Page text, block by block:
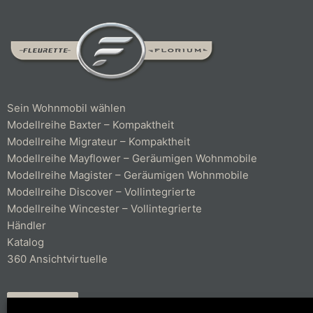
Sein Wohnmobil wählen
Modellreihe Baxter – Kompaktheit
Modellreihe Migrateur – Kompaktheit
Modellreihe Mayflower – Geräumigen Wohnmobile
Modellreihe Magister – Geräumigen Wohnmobile
Modellreihe Discover – Vollintegrierte
Modellreihe Wincester – Vollintegrierte
Händler
Katalog
360 Ansichtvirtuelle
KONTAKT